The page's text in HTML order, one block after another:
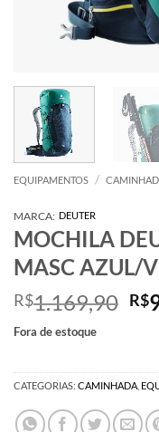
EQUIPAMENTOS /
MARCA: DEUTER
MOCHILA
MASC AZUL/
R$1.169,90 O
R$
Fora de estoque
CATEGORIAS: CAMINHADA